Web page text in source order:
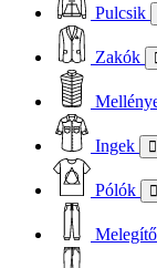
Pulcsik
Zakók
Ingek
Pólók